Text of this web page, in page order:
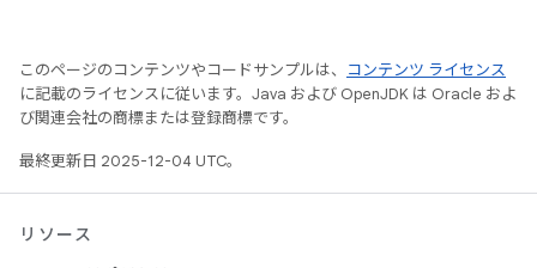
このページのコンテンツやコードサンプルは、
コンテンツ ライセンス
に記載のライセンスに従います。Java および OpenJDK は Oracle およ
び関連会社の商標または登録商標です。
最終更新日 2025-12-04 UTC。
リソース